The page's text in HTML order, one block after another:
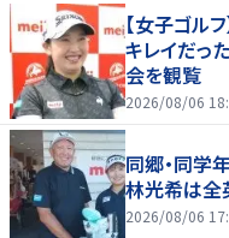
【女子ゴル
キレイだっ
会を観覧
2026/08/06
同郷・同学
林光希は全
2026/08/06